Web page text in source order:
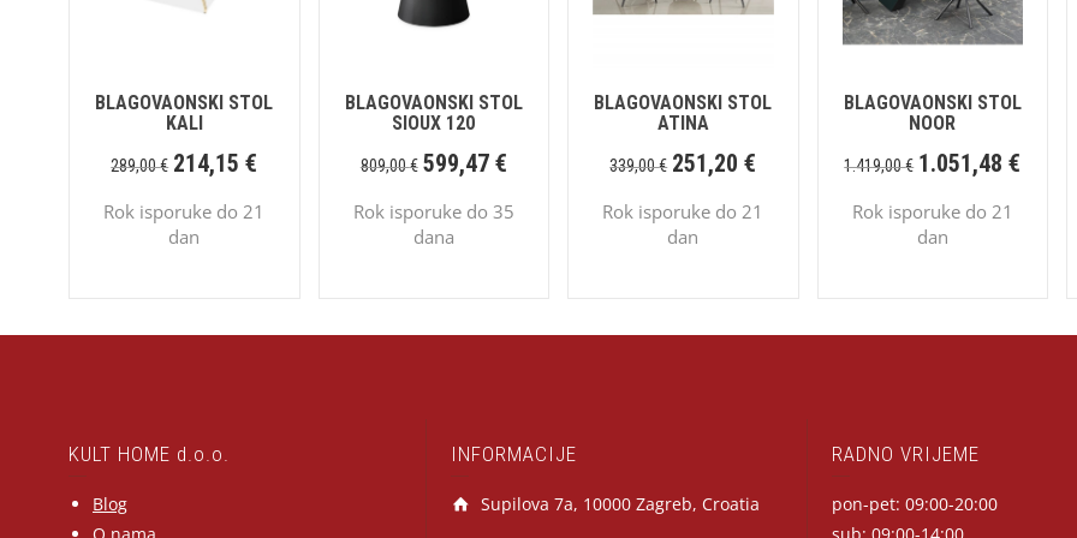
BLAGOVAONSKI STOL
KALI
289,00€ 214,15€
Rok isporuke do 21
dan
BLAGOVAONSKI STOL
SIOUX 120
809,00€ 599,47 €
Rok isporuke do 35
dana
BLAGOVAONSKI STOL
ATINA
339,00€ 251,20€
Rok isporuke do 21
dan
BLAGOVAONSKI STOL
NOOR
1.419,00€ 1.051,48€
Rok isporuke do 21
dan
KULT HOME d.o.o.
Blog
INFORMACIJE
Supilova 7a, 10000 Zagreb, Croatia
RADNO VRIJEME
pon-pet: 09:00-20:00